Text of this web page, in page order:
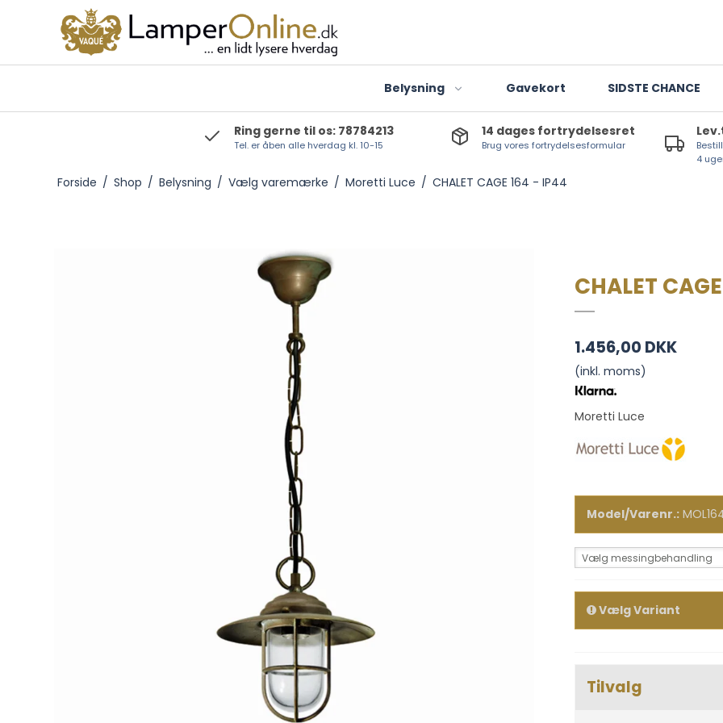
Belysning
Moretti Luce
Udendørslamper
Gavekort SIDSTE CHANCE
Ring gerne til os: 78784213
Tel. er åben alle hverdag kl. 10-15
14 dages fortrydelsesret
Brug vores fortrydelsesformular
4
Forside / Shop / Belysning / Vælg varemærke / Moretti Luce / CHALET CAGE 164 - IP44
CHALET
1.456,00 DKK
(inkl. moms)
Moretti Luce
Model/Varenr.:
Vælg messingbehandling
Vælg Variant
Tilvalg